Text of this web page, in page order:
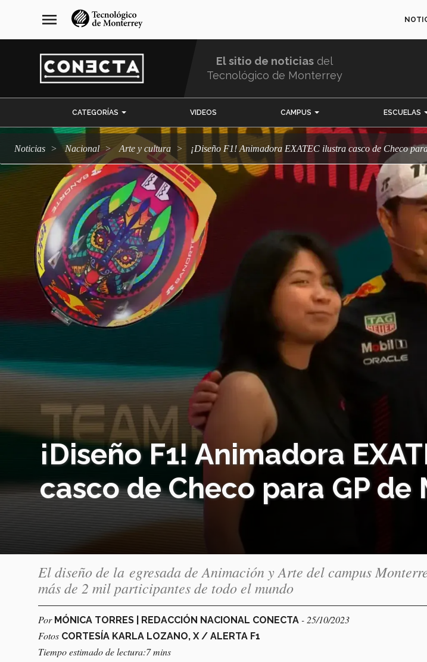
navegación
principal
menu
El sitio de noticias del
Tecnológico de Monterrey
CATEGORÍAS VIDEOS CAMPUS ESCUELAS
Noticias Nacional arte y cultura ¡Diseño F1! Animadora EXATEC ilustra casco de Checo
¡Diseño F1! Animadora
casco de Checo para GP de
El diseño de la egresada de Animación y Arte del campus
más de 2 mil participantes de todo el mundo
Por MÓNICA TORRES | REDACCIÓN NACIONAL CONECTA - 25/10/2023
Fotos CORTESÍA KARLA LOZANO, X / ALERTA F1
Tiempo estimado de lectura:7 mins